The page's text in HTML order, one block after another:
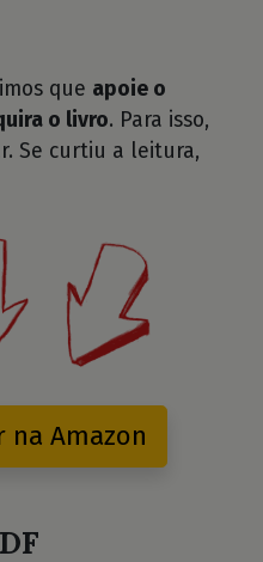
que apoie o
o livro. Para isso,
Se curtiu a leitura,
na Amazon